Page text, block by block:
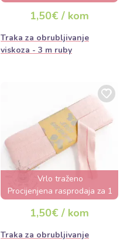
dana
1,50€ / kom
Traka za obrubljivanje
viskoza - 3 m ruby
Vrlo traženo
Procijenjena rasprodaja za 1
dan
1,50€ / kom
Traka za obrubljivanje